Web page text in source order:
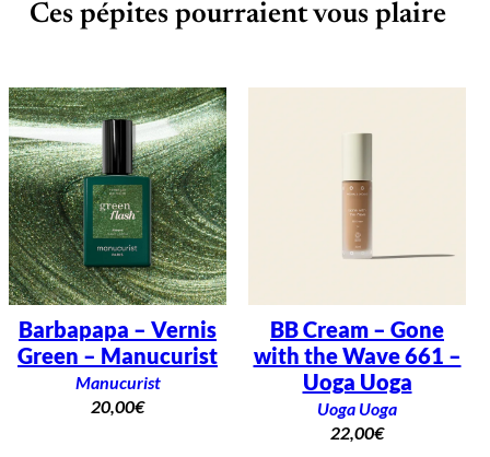
Ces pépites pourraient vous plaire
Barbapapa – Vernis
Green – Manucurist
Manucurist
20,00€
BB Cream – Gone
with the Wave 661 –
Uoga Uoga
Uoga Uoga
22,00€